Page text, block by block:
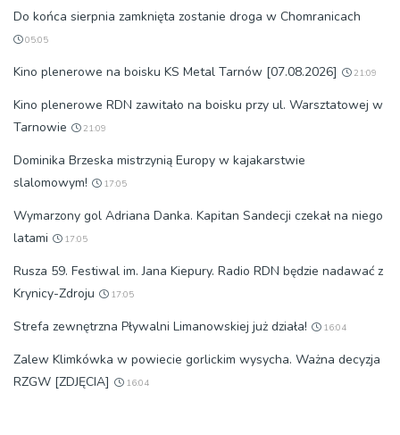
Do końca sierpnia zamknięta zostanie droga w Chomranicach
05:05
Kino plenerowe na boisku KS Metal Tarnów [07.08.2026] 21:09
Kino plenerowe RDN zawitało na boisku przy ul. Warsztatowej w
Tarnowie
21:09
Dominika Brzeska mistrzynią Europy w kajakarstwie
slalomowym!
17:05
Wymarzony gol Adriana Danka. Kapitan Sandecji czekał na niego
latami
17:05
Rusza 59. Festiwal im. Jana Kiepury. Radio RDN będzie nadawać z
Krynicy-Zdroju
17:05
Strefa zewnętrzna Pływalni Limanowskiej już działa! 16:04
Zalew Klimkówka w powiecie gorlickim wysycha. Ważna decyzja
RZGW [ZDJĘCIA]
16:04